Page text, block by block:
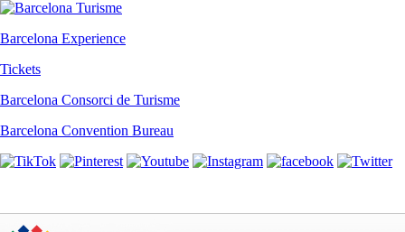
Barcelona Experience
Tickets
Barcelona Consorci de Turisme
Barcelona Convention Bureau